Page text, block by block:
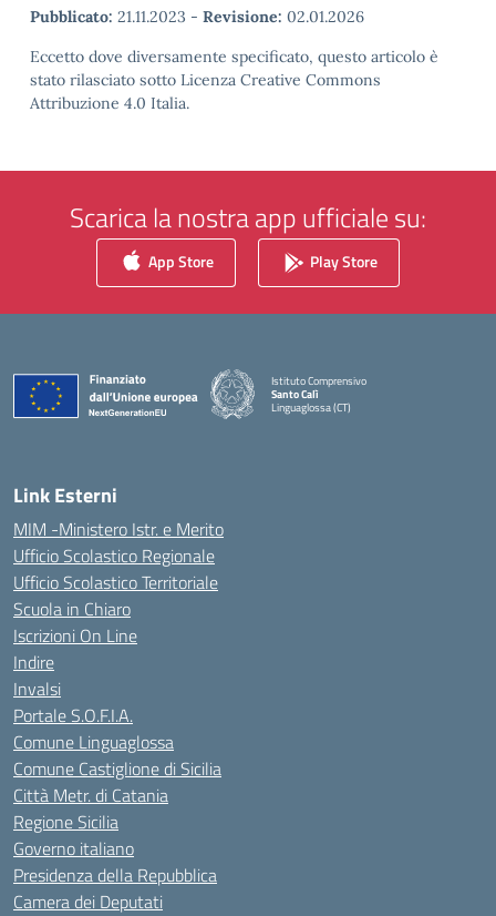
Pubblicato: 21.11.2023 - Revisione: 02.01.2026
Eccetto dove diversamente specificato, questo articolo è
stato rilasciato sotto Licenza Creative Commons
Attribuzione 4.0 Italia.
Scarica la nostra app ufficiale su:
App Store Play Store
Istituto Comprensivo
Santo Calì
Linguaglossa (CT)
— Visita la pagina iniziale della scuola
Link Esterni
MIM -Ministero Istr. e Merito
Ufficio Scolastico Regionale
Ufficio Scolastico Territoriale
Scuola in Chiaro
Iscrizioni On Line
Indire
Invalsi
Portale S.O.F.I.A.
Comune Linguaglossa
Comune Castiglione di Sicilia
Città Metr. di Catania
Regione Sicilia
Governo italiano
Presidenza della Repubblica
Camera dei Deputati